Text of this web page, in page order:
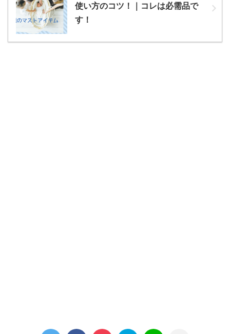
使い方のコツ！｜コレは必需品で
す！